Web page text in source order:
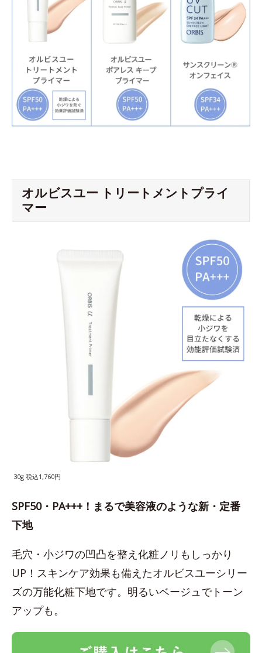
オルビスユー トリートメントプライ
マー
30g 税込1,760円
SPF50・PA+++！まるで美容液のような新・定番
下地
毛穴・小ジワの凹凸を整え化粧ノリもしっかり
UP！スキンケア効果も備えたオルビスユーシリー
ズの万能化粧下地です。明るいベージュでトーン
アップも。